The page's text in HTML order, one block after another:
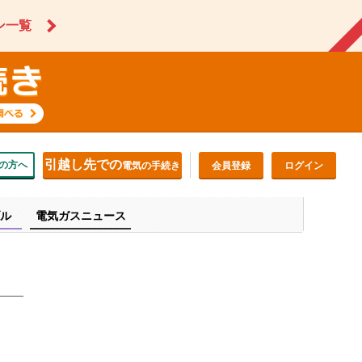
一覧
方へ 引越し先での電気の手続き 会員登録 ログイン
電気ガスニュース